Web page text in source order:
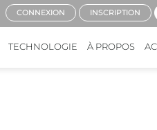
TECHNOLOGIE À PROPOS
CONNEXION INSCRIPTION